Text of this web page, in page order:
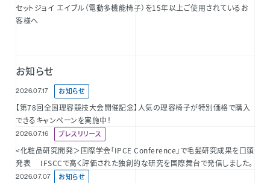
セットジョイ エイブル（電動多機能椅子）を15年以上ご使用されているお
客様へ
お知らせ
2026.07.17 お知らせ
【第78回全国理容競技大会開催記念】人気の理容椅子が特別価格で購入
できるキャンペーンを実施中！
2026.07.16 プレスリリース
<化粧品研究開発＞国際学会「IPCE Conference」で毛髪研究成果を口頭
発表 IFSCCで高く評価された独創的な研究を国際舞台で発信しました。
2026.07.07 お知らせ